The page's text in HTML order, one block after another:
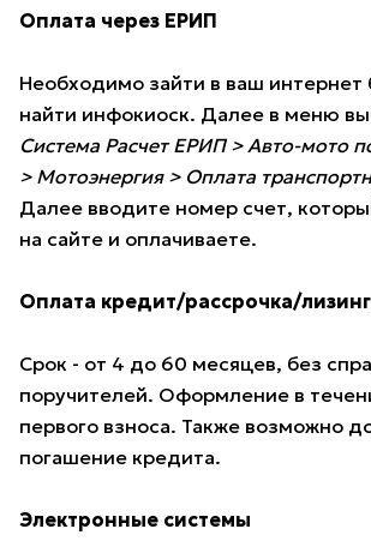
Оплата через ЕРИП
Необходимо зайти в ваш интернет
найти инфокиоск. Далее в меню
Система Расчет ЕРИП > Авто-мото
> Мотоэнергия > Оплата
Далее вводите номер счет,
на сайте и оплачиваете.
Оплата кредит/рассрочка/лизинг
Срок - от 4 до 60 месяцев, без
поручителей. Оформление в
первого взноса. Также возможно
погашение кредита.
Электронные системы